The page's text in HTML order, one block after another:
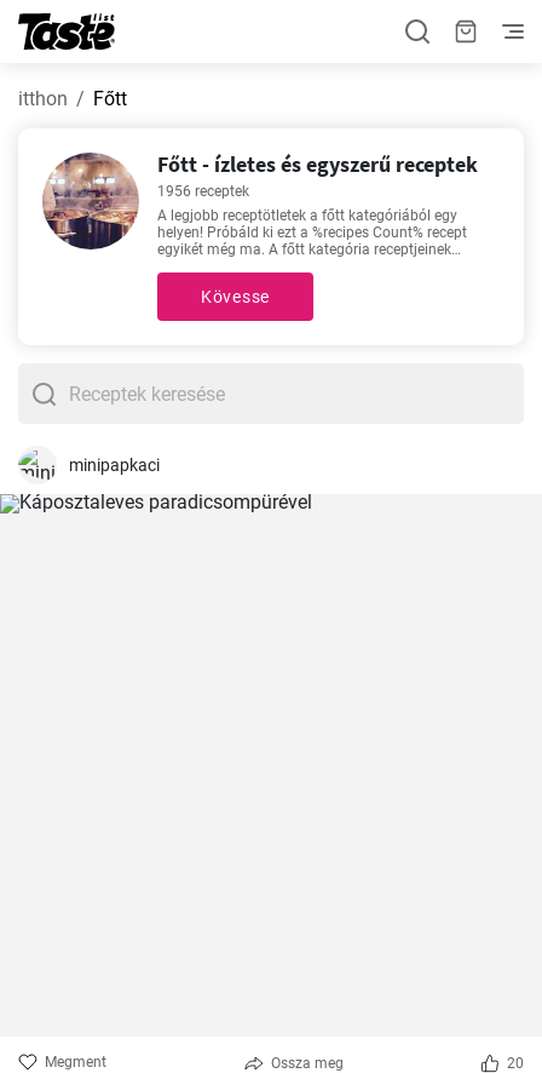
itthon Főtt
Főtt - ízletes és egyszerű receptek
1956 receptek
A legjobb receptötletek a főtt kategóriából egy
helyen! Próbáld ki ezt a %recipes Count% recept
egyikét még ma. A főtt kategória receptjeinek
szó, nekünk elsőként ezek a kedvencek jutnak
eszünkben -Csokimáz,Céklasaláta recept
Kövesse
minipapkaci
Megment Ossza meg 20